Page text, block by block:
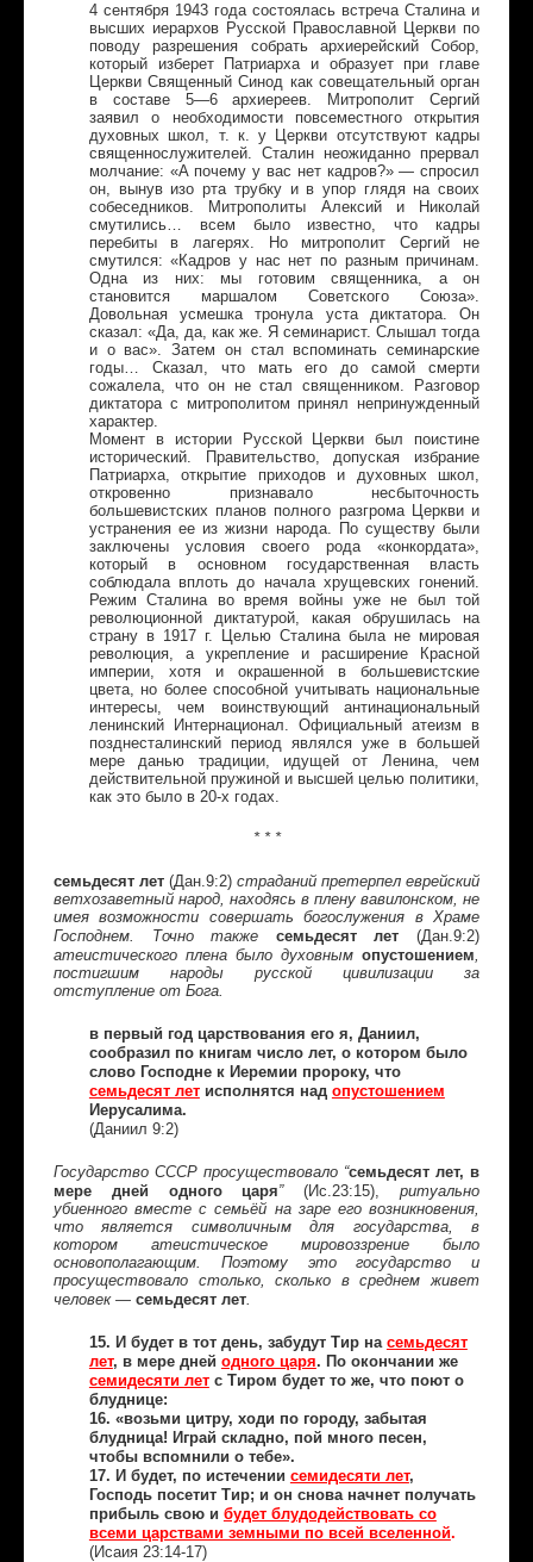
4 сентября 1943 года состоялась встреча Сталина и
высших иерархов Русской Православной Церкви по
поводу разрешения собрать архиерейский Собор,
который изберет Патриарха и образует при главе
Церкви Священный Синод как совещательный орган
в составе 5—6 архиереев. Митрополит Сергий
заявил о необходимости повсеместного открытия
духовных школ, т. к. у Церкви отсутствуют кадры
священнослужителей. Сталин неожиданно прервал
молчание: «А почему у вас нет кадров?» — спросил
он, вынув изо рта трубку и в упор глядя на своих
собеседников. Митрополиты Алексий и Николай
смутились… всем было известно, что кадры
перебиты в лагерях. Но митрополит Сергий не
смутился: «Кадров у нас нет по разным причинам.
Одна из них: мы готовим священника, а он
становится маршалом Советского Союза».
Довольная усмешка тронула уста диктатора. Он
сказал: «Да, да, как же. Я семинарист. Слышал тогда
и о вас». Затем он стал вспоминать семинарские
годы… Сказал, что мать его до самой смерти
сожалела, что он не стал священником. Разговор
диктатора с митрополитом принял непринужденный
характер.
Момент в истории Русской Церкви был поистине
исторический. Правительство, допуская избрание
Патриарха, открытие приходов и духовных школ,
откровенно признавало несбыточность
большевистских планов полного разгрома Церкви и
устранения ее из жизни народа. По существу были
заключены условия своего рода «конкордата»,
который в основном государственная власть
соблюдала вплоть до начала хрущевских гонений.
Режим Сталина во время войны уже не был той
революционной диктатурой, какая обрушилась на
страну в 1917 г. Целью Сталина была не мировая
революция, а укрепление и расширение Красной
империи, хотя и окрашенной в большевистские
цвета, но более способной учитывать национальные
интересы, чем воинствующий антинациональный
ленинский Интернационал. Официальный атеизм в
позднесталинский период являлся уже в большей
мере данью традиции, идущей от Ленина, чем
действительной пружиной и высшей целью политики,
как это было в 20-х годах.
* * *
семьдесят лет (Дан.9:2)страданий претерпел еврейский
ветхозаветный народ, находясь в плену вавилонском, не
имея возможности совершать богослужения в Храме
Господнем. Точно также семьдесят лет(Дан.9:2)
атеистического плена было духовнымопустошением
постигшим народы русской цивилизации за
отступление от Бога.
в первый год царствования его я, Даниил,
сообразил по книгам число лет, о котором было
слово Господне к Иеремии пророку, что
семьдесят летисполнятся над опустошением
Иерусалима.
(Даниил 9:2)
Государство СССР просуществовало “семьдесят лет, в
мере дней одного царя”(Ис.23:15),
ритуально
убиенного вместе с семьёй на заре его возникновения,
что является символичным для государства, в
котором атеистическое мировоззрение было
основополагающим. Поэтому это государство и
просуществовало столько, сколько в среднем живет
человек — семьдесят лет.
15. И будет в тот день, забудут Тир на семьдесят
лет, в мере дней одного царя. По окончании же
семидесяти летс Тиром будет то же, что поют о
блуднице:
16. «возьми цитру, ходи по городу, забытая
блудница! Играй складно, пой много песен,
чтобы вспомнили о тебе».
17. И будет, по истечении семидесяти лет,
Господь посетит Тир; и он снова начнет получать
прибыль свою и будет блудодействовать со
всеми царствами земными по всей вселенной.
(Исаия 23:14-17)